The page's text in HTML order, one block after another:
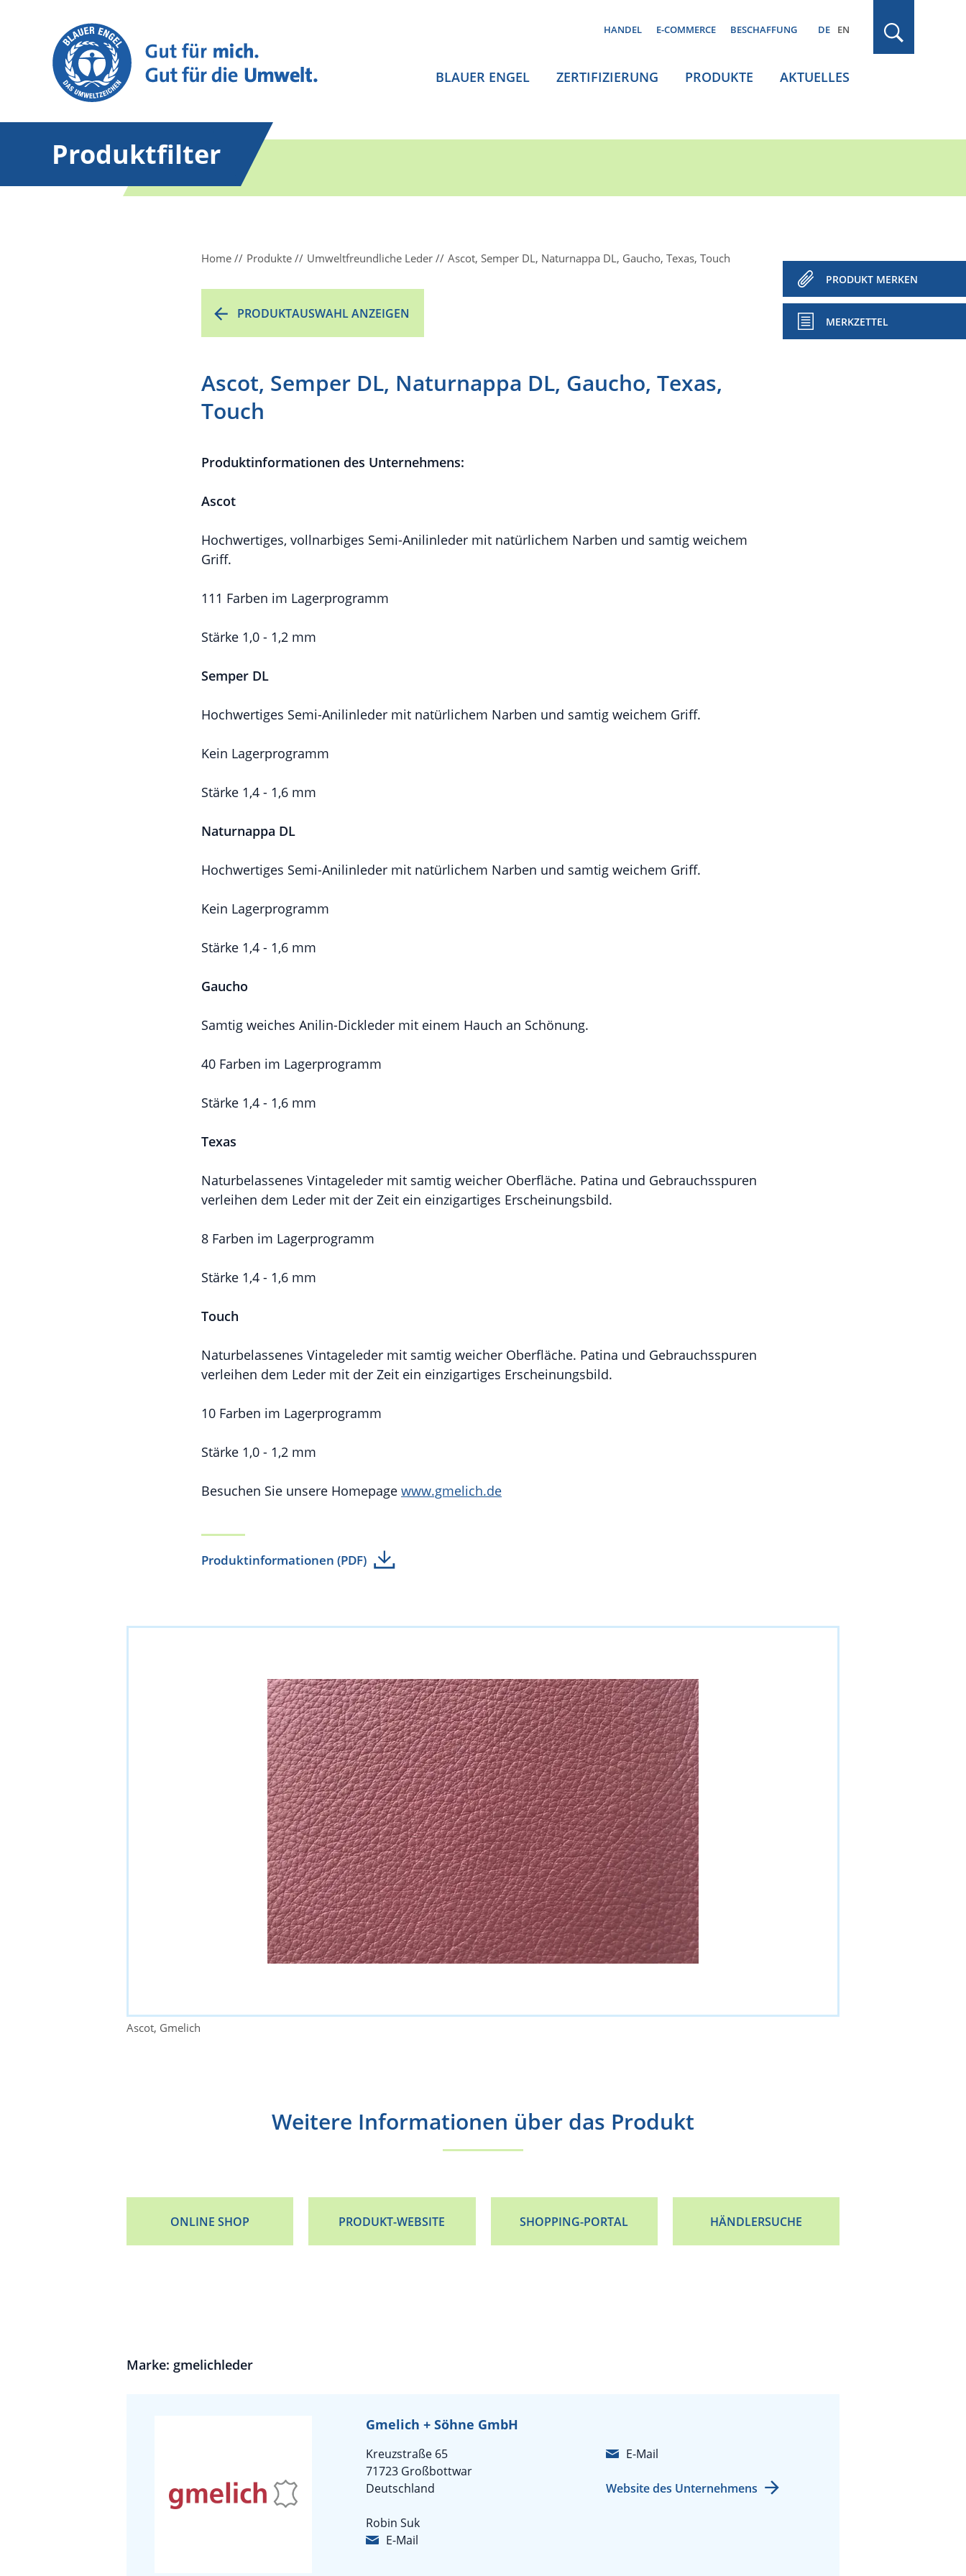
HANDEL E-COMMERCE BESCHAFFUNG DE EN
BLAUER ENGEL ZERTIFIZIERUNG PRODUKTE AKTUELLES
Produktfilter
Home Produkte Umweltfreundliche Leder Ascot, Semper DL, Naturnappa DL, Gaucho, Texas, Touch
PRODUKTAUSWAHL ANZEIGEN
PRODUKT MERKEN
MERKZETTEL
Ascot, Semper DL, Naturnappa DL, Gaucho, Texas,
Touch
Produktinformationen des Unternehmens:
Ascot
Hochwertiges, vollnarbiges Semi-Anilinleder mit natürlichem Narben und samtig weichem
Griff.
111 Farben im Lagerprogramm
Stärke 1,0 - 1,2 mm
Semper DL
Hochwertiges Semi-Anilinleder mit natürlichem Narben und samtig weichem Griff.
Kein Lagerprogramm
Stärke 1,4 - 1,6 mm
Naturnappa DL
Hochwertiges Semi-Anilinleder mit natürlichem Narben und samtig weichem Griff.
Kein Lagerprogramm
Stärke 1,4 - 1,6 mm
Gaucho
Samtig weiches Anilin-Dickleder mit einem Hauch an Schönung.
40 Farben im Lagerprogramm
Stärke 1,4 - 1,6 mm
Texas
Naturbelassenes Vintageleder mit samtig weicher Oberfläche. Patina und Gebrauchsspuren
verleihen dem Leder mit der Zeit ein einzigartiges Erscheinungsbild.
8 Farben im Lagerprogramm
Stärke 1,4 - 1,6 mm
Touch
Naturbelassenes Vintageleder mit samtig weicher Oberfläche. Patina und Gebrauchsspuren
verleihen dem Leder mit der Zeit ein einzigartiges Erscheinungsbild.
10 Farben im Lagerprogramm
Stärke 1,0 - 1,2 mm
Besuchen Sie unsere Homepage www.gmelich.de
Produktinformationen (PDF)
Ascot, Gmelich
Weitere Informationen über das Produkt
ONLINE SHOP PRODUKT-WEBSITE SHOPPING-PORTAL HÄNDLERSUCHE
Marke: gmelichleder
Gmelich + Söhne GmbH
Kreuzstraße 65
71723 Großbottwar
Deutschland
Robin Suk
E-Mail
E-Mail
Website des Unternehmens